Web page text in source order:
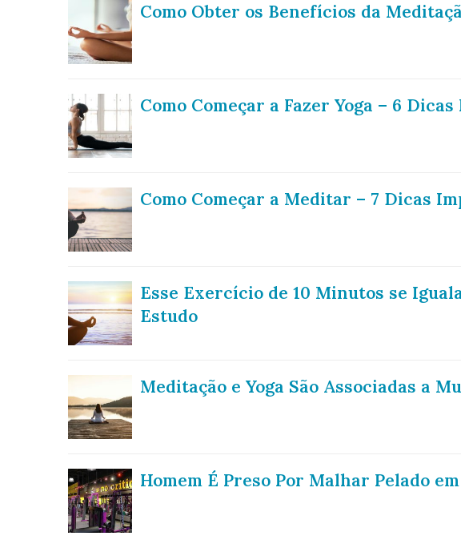
Como Obter os Benefícios da
Como Começar a Fazer Yoga – 6
Como Começar a Meditar – 7 Dicas
Esse Exercício de 10 Minutos se
Estudo
Meditação e Yoga São Associadas a
Homem É Preso Por Malhar Pelado